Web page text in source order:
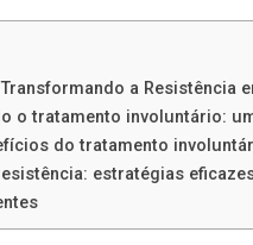
a Resistência
o tratamento involuntário:
do tratamento
estratégias